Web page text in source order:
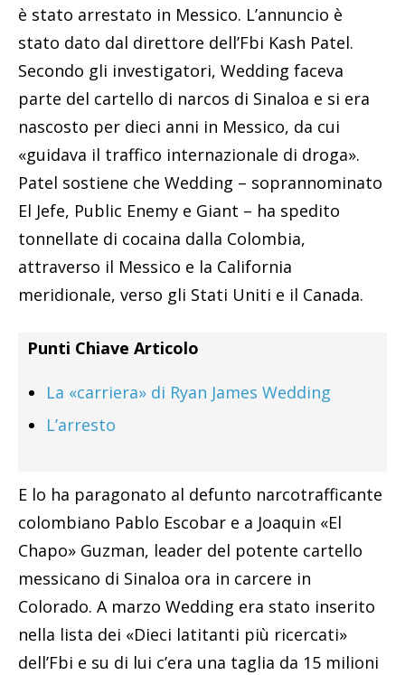
è stato arrestato in Messico. L’annuncio è
stato dato dal direttore dell’Fbi Kash Patel.
Secondo gli investigatori, Wedding faceva
parte del cartello di narcos di Sinaloa e si era
nascosto per dieci anni in Messico, da cui
«guidava il traffico internazionale di droga».
Patel sostiene che Wedding – soprannominato
El Jefe, Public Enemy e Giant – ha spedito
tonnellate di cocaina dalla Colombia,
attraverso il Messico e la California
meridionale, verso gli Stati Uniti e il Canada.
Punti Chiave Articolo
La «carriera» di Ryan James Wedding
L’arresto
E lo ha paragonato al defunto narcotrafficante
colombiano Pablo Escobar e a Joaquin «El
Chapo» Guzman, leader del potente cartello
messicano di Sinaloa ora in carcere in
Colorado. A marzo Wedding era stato inserito
nella lista dei «Dieci latitanti più ricercati»
dell’Fbi e su di lui c’era una taglia da 15 milioni